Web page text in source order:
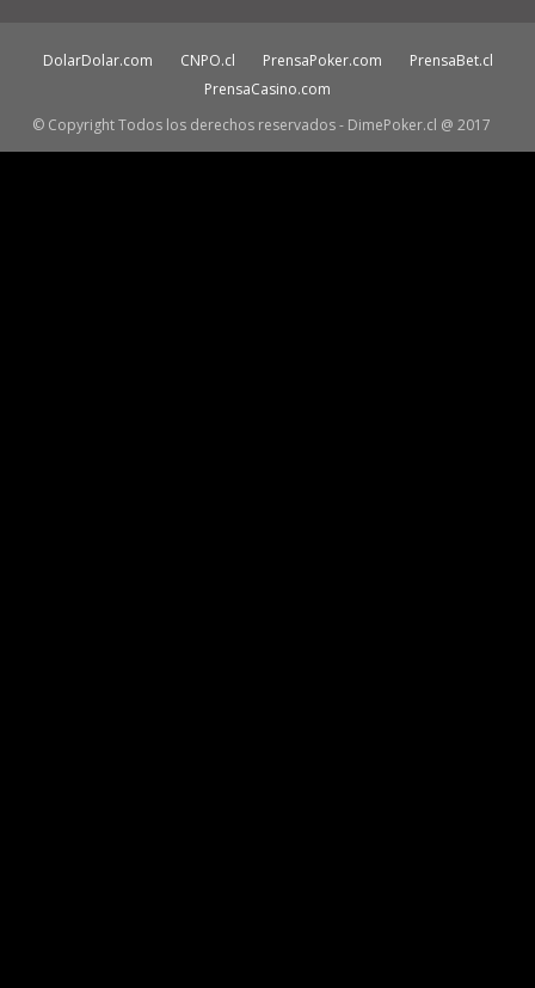
DolarDolar.com CNPO.cl PrensaPoker.com
PrensaBet.cl
PrensaCasino.com
© Copyright Todos los derechos reservados - DimePoker.cl @ 2017